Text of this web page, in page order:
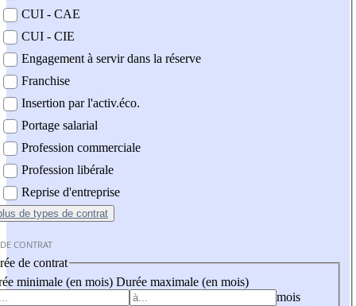
CUI - CAE
CUI - CIE
Engagement à servir dans la réserve
Franchise
Insertion par l'activ.éco.
Portage salarial
Profession commerciale
Profession libérale
Reprise d'entreprise
de types de contrat
CONTRAT
de contrat
minimale (en mois) Durée maximale (en mois)
mois